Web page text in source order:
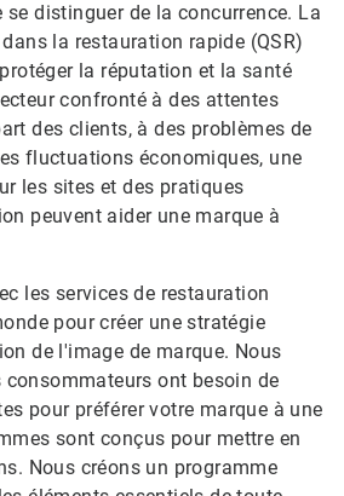
se distinguer de la concurrence. La
la restauration rapide (QSR)
la réputation et la santé
confronté à des attentes
des clients, à des problèmes de
fluctuations économiques, une
les sites et des pratiques
peuvent aider une marque à
les services de restauration
pour créer une stratégie
de l'image de marque. Nous
consommateurs ont besoin de
pour préférer votre marque à une
sont conçus pour mettre en
Nous créons un programme